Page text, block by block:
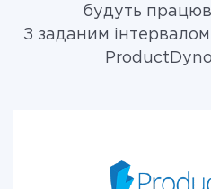
будуть
З заданим